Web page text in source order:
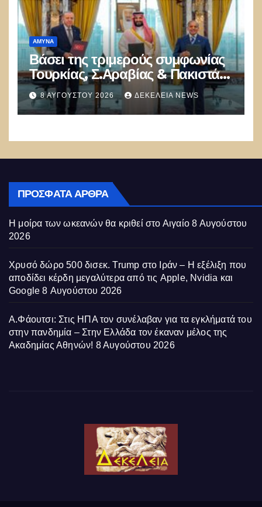
ΑΜΥΝΑ
Βάσει της τριμερούς συμφωνίας
Τουρκίας, Σ.Αραβίας & Πακιστάν
θα πολεμήσουν Ριάντ και
Ισλαμαμπάντ κατά της Ελλάδας!
8 ΑΥΓΟΎΣΤΟΥ 2026 ΔΕΚΈΛΕΙΑ NEWS
ΠΡΌΣΦΑΤΑ ΆΡΘΡΑ
Η μοίρα των ωκεανών θα κριθεί στο Αιγαίο 8 Αυγούστου
2026
Χρυσό δώρο 500 δισεκ. Trump στο Ιράν – Η εξέλιξη που
αποδίδει κέρδη μεγαλύτερα από τις Apple, Nvidia και
Google 8 Αυγούστου 2026
Α.Φάουτσι: Στις ΗΠΑ τον συνέλαβαν για τα εγκλήματά του
στην πανδημία – Στην Ελλάδα τον έκαναν μέλος της
Ακαδημίας Αθηνών! 8 Αυγούστου 2026